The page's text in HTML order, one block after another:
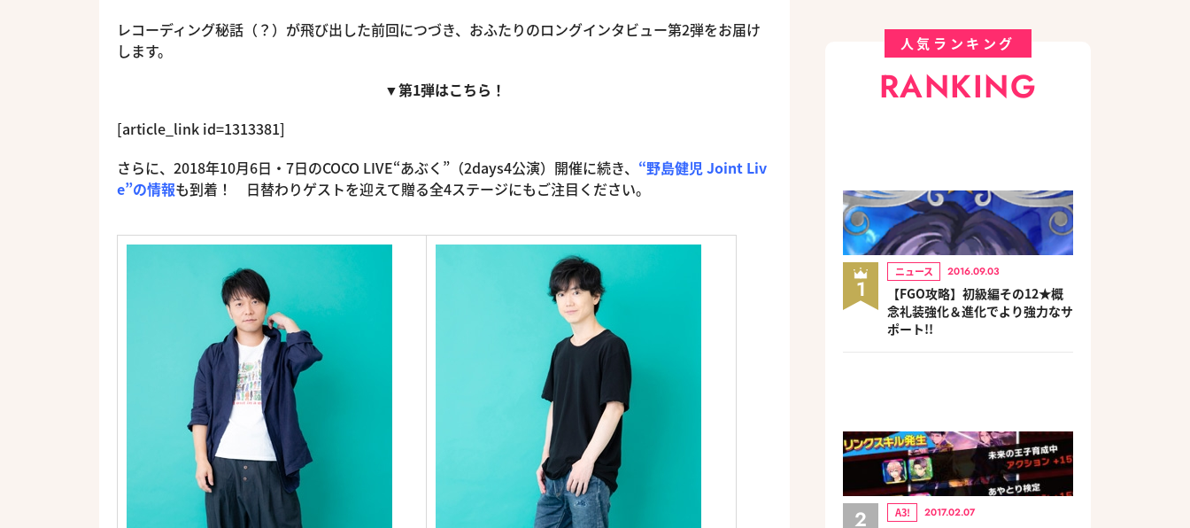
レコーディング秘話（？）が飛び出した前回につづき、おふたりのロングインタビュー第2弾をお届け
します。
▼第1弾はこちら！
[article_link id=1313381]
さらに、2018年10月6日・7日のCOCO LIVE“あぶく”（2days4公演）開催に続き、 “野島健児 Joint Liv
e”の情報も到着！ 日替わりゲストを迎えて贈る全4ステージにもご注目ください。
人気ランキング
RANKING
1
ニュース 2016.09.03
【FGO攻略】初級編その12★概
念礼装強化＆進化でより強力なサ
ポート!!
2 A3! 2017.02.07